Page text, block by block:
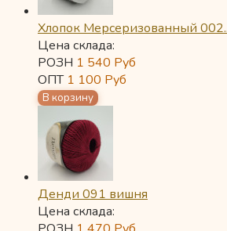
Хлопок Мерсеризованный
Цена склада:
РОЗН 1 540 Руб
ОПТ 1 100 Руб
Денди 091 вишня
Цена склада: